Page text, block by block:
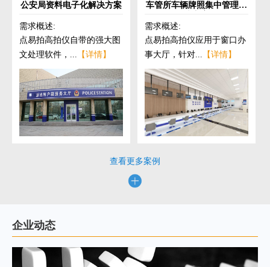
公安局资料电子化解决方案
需求概述:
点易拍高拍仪自带的强大图
文处理软件，... 【详情】
车管所车辆牌照集中管理解
需求概述:
点易拍高拍仪应用于窗口办
事大厅，针对... 【详情】
查看更多案例
企业动态